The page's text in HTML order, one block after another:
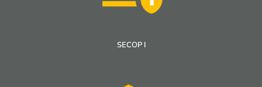
SECOP I